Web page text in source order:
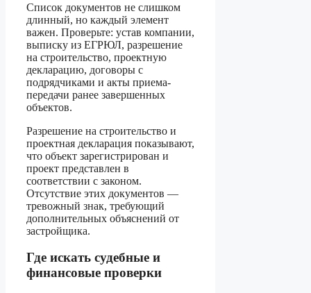
Список документов не слишком
длинный, но каждый элемент
важен. Проверьте: устав компании,
выписку из ЕГРЮЛ, разрешение
на строительство, проектную
декларацию, договоры с
подрядчиками и акты приема-
передачи ранее завершенных
объектов.
Разрешение на строительство и
проектная декларация показывают,
что объект зарегистрирован и
проект представлен в
соответствии с законом.
Отсутствие этих документов —
тревожный знак, требующий
дополнительных объяснений от
застройщика.
Где искать судебные и
финансовые проверки